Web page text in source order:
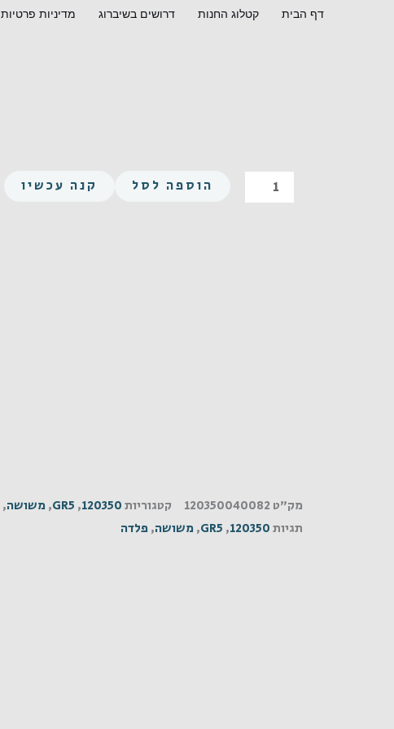
דף הבית קטלוג החנות דרושים בשיברוג מדיניות פרטיות
כמות
של
הוספה לסל קנה עכשיו
מק"ט 120350040082 קטגוריות120350
,
GR5
, משושה,
תגיות120350
,
GR5
, משושה, פלדה